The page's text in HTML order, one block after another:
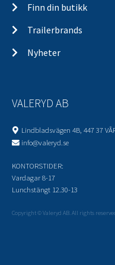
Finn din butikk
Trailerbrands
Nyheter
VALERYD AB
Lindbladsvägen 4B, 447 37
info@valeryd.se
KONTORSTIDER:
Vardagar 8-17
Lunchstängt 12.30-13
Copyright © Valeryd AB. All rights